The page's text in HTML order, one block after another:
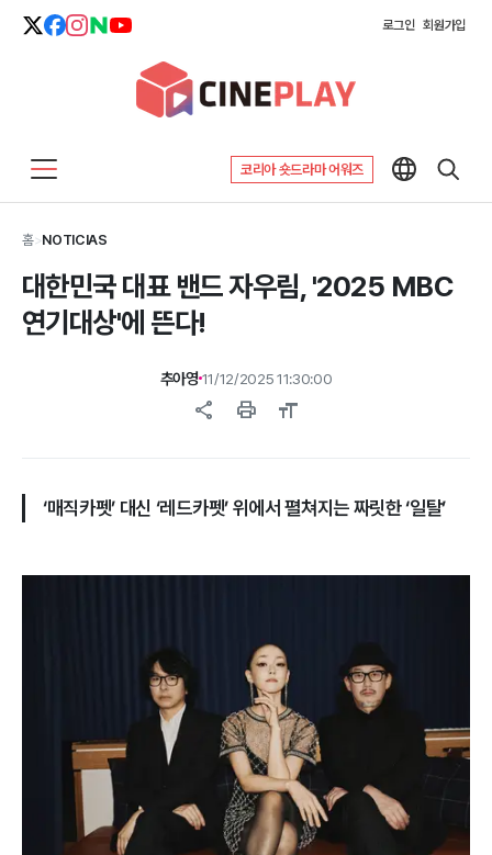
로그인 회원가입
코리아 숏드라마 어워즈
홈>NOTICIAS
대한민국 대표 밴드 자우림, '2025 MBC
연기대상'에 뜬다!
추아영 11/12/2025 11:30:00
share print format_size
‘매직카펫’ 대신 ‘레드카펫’ 위에서 펼쳐지는 짜릿한 ‘일탈’